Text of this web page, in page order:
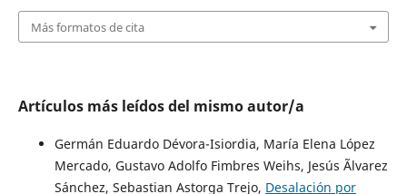
Más formatos de cita
Artículos más leídos del mismo autor/a
Germán Eduardo Dévora-Isiordia, María Elena López
Mercado, Gustavo Adolfo Fimbres Weihs, Jesús Ãlvarez
Sánchez, Sebastian Astorga Trejo, Desalación por